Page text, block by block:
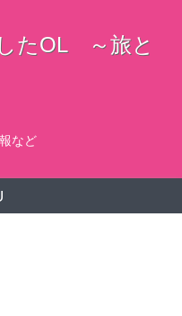
たOL ～旅と
など